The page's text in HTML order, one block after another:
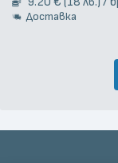
Доставка